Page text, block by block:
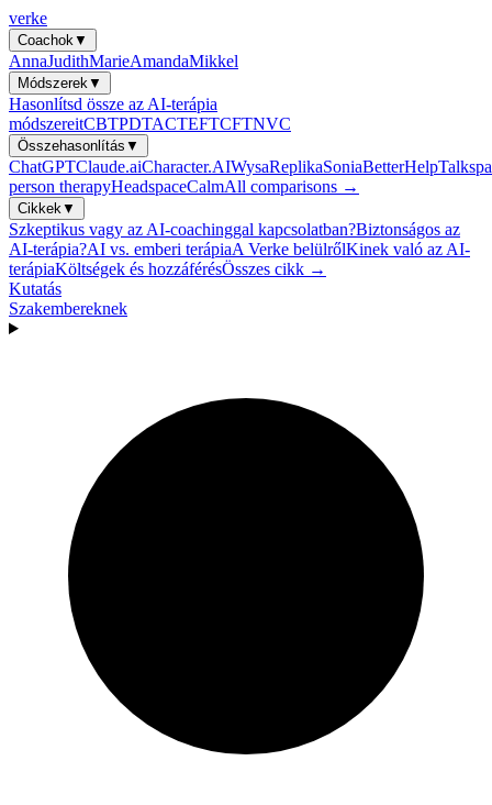
verke
Coachok▼
AnnaJudithMarieAmandaMikkel
Módszerek▼
Hasonlítsd össze az AI-terápia
módszereitCBTPDTACTEFTCFTNVC
Összehasonlítás ▼
ChatGPTClaude.aiCharacter.AIWysaReplikaSoniaBetterHelp
person therapyHeadspaceCalmAll comparisons →
Cikkek▼
Szkeptikus vagy az AI-coachinggal kapcsolatban?Biztonságos az
AI-terápia?AI vs. emberi terápiaA Verke belülrőlKinek való az AI-
terápiaKöltségek és hozzáférésÖsszes cikk →
Kutatás
Szakembereknek